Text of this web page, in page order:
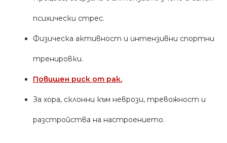
психически стрес.
Физическа активност и интензивни спортни
тренировки.
Повишен риск от рак.
За хора, склонни към неврози, тревожност и
разстройства на настроението.